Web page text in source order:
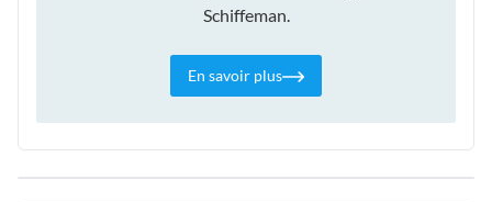
Schiffeman.
En savoir plus